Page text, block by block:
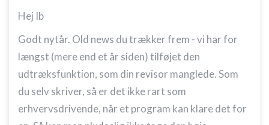
Hej Ib
Godt nytår. Old news du trækker frem - vi har for
længst (mere end et år siden) tilføjet den
udtræksfunktion, som din revisor manglede. Som
du selv skriver, så er det ikke rart som
erhvervsdrivende, når et program kan klare det for